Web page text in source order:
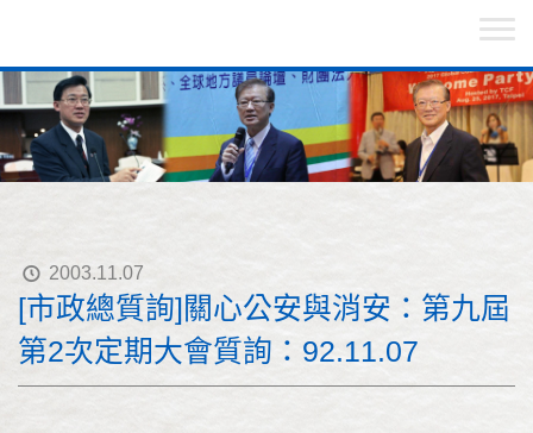
2003.11.07
[市政總質詢]關心公安與消安：第九屆
第2次定期大會質詢：92.11.07